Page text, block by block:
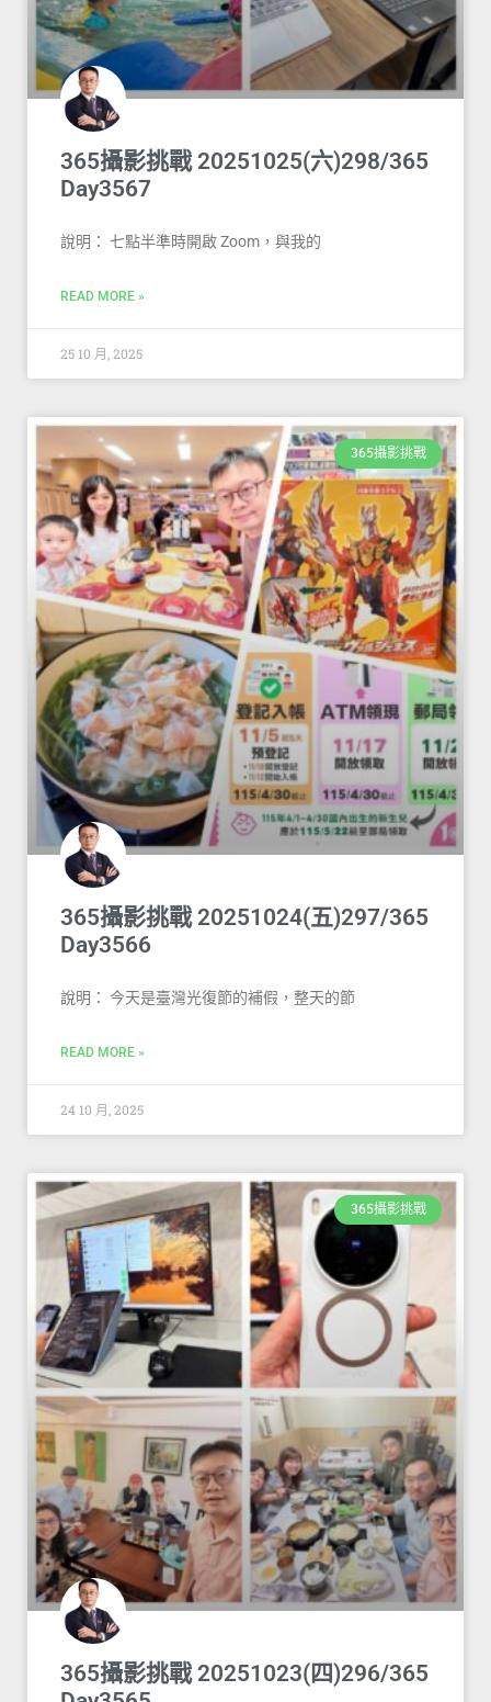
365攝影挑戰 20251025(六)298/365
Day3567
說明： 七點半準時開啟 Zoom，與我的
READ MORE »
25 10 月, 2025
365攝影挑戰
365攝影挑戰 20251024(五)297/365
Day3566
說明： 今天是臺灣光復節的補假，整天的節
READ MORE »
24 10 月, 2025
365攝影挑戰
365攝影挑戰 20251023(四)296/365